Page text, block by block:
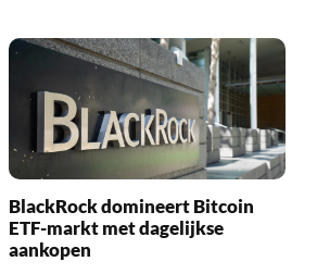
BlackRock domineert Bitcoin
ETF-markt met dagelijkse
aankopen